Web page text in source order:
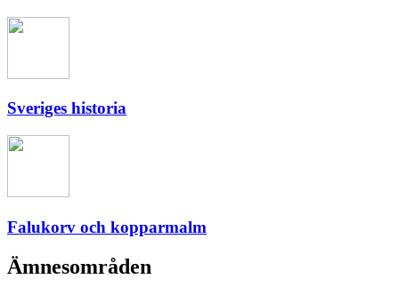
Sveriges historia
Falukorv och kopparmalm
Ämnesområden